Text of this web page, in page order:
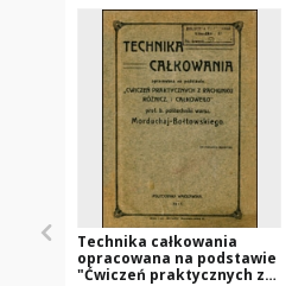
Technika całkowania
opracowana na podstawie
"Ćwiczeń praktycznych z